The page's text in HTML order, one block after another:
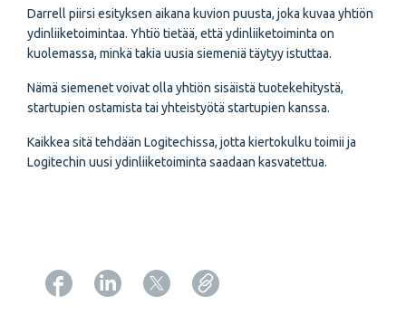
Darrell piirsi esityksen aikana kuvion puusta, joka kuvaa yhtiön
ydinliiketoimintaa. Yhtiö tietää, että ydinliiketoiminta on
kuolemassa, minkä takia uusia siemeniä täytyy istuttaa.
Nämä siemenet voivat olla yhtiön sisäistä tuotekehitystä,
startupien ostamista tai yhteistyötä startupien kanssa.
Kaikkea sitä tehdään Logitechissa, jotta kiertokulku toimii ja
Logitechin uusi ydinliiketoiminta saadaan kasvatettua.